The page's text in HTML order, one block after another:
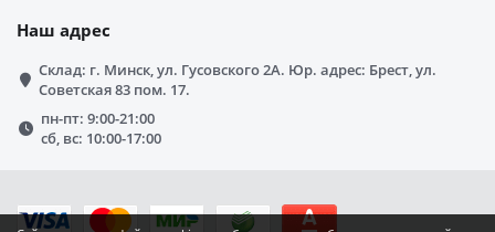
Наш адрес
Склад: г. Минск, ул. Гусовского 2А. Юр. адрес: Брест, ул.
Советская 83 пом. 17.
пн-пт: 9:00-21:00
сб, вс: 10:00-17:00